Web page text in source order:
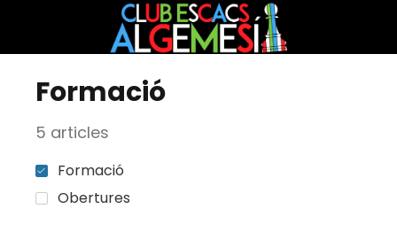
Formació
5 articles
Formació
Obertures